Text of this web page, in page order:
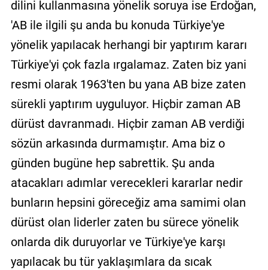
dilini kullanmasına yönelik soruya ise Erdoğan,
'AB ile ilgili şu anda bu konuda Türkiye'ye
yönelik yapılacak herhangi bir yaptırım kararı
Türkiye'yi çok fazla ırgalamaz. Zaten biz yani
resmi olarak 1963'ten bu yana AB bize zaten
sürekli yaptırım uyguluyor. Hiçbir zaman AB
dürüst davranmadı. Hiçbir zaman AB verdiği
sözün arkasında durmamıştır. Ama biz o
günden bugüne hep sabrettik. Şu anda
atacakları adımlar verecekleri kararlar nedir
bunların hepsini göreceğiz ama samimi olan
dürüst olan liderler zaten bu sürece yönelik
onlarda dik duruyorlar ve Türkiye'ye karşı
yapılacak bu tür yaklaşımlara da sıcak